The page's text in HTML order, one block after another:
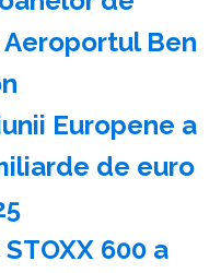
Ben
Europene a
de euro
600 a